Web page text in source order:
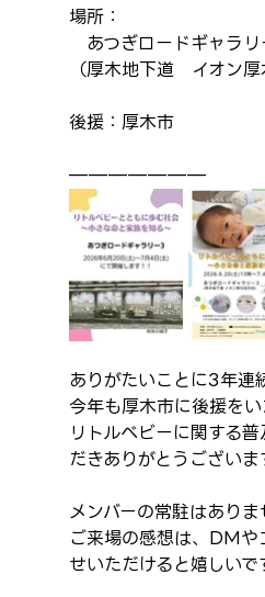
場所：
あつぎロードギャラ
（厚木地下道　イオン厚
後援：厚木市
———————
ありがたいことに3年連
今年も厚木市に後援をい
リトルベビーに関する
だきありがとうござい
メンバーの常駐はありま
ご来場の感想は、DMや
せいただけると嬉しいで